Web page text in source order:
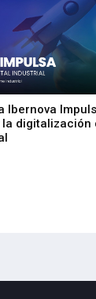
Ibernova
digitalización